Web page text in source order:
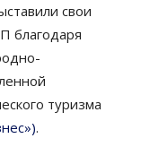
свои
благодаря
туризма
.